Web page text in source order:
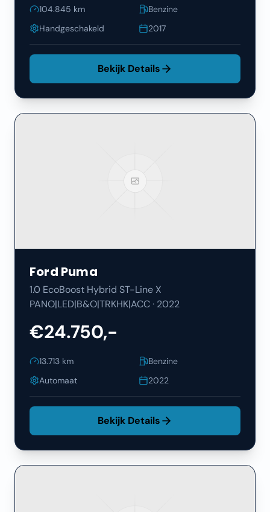
104.845 km
Benzine
Handgeschakeld
2017
Bekijk Details
Ford Puma
1.0 EcoBoost Hybrid ST-Line X
PANO|LED|B&O|TRKHK|ACC· 2022
€24.750,-
13.713 km
Benzine
Automaat
2022
Bekijk Details